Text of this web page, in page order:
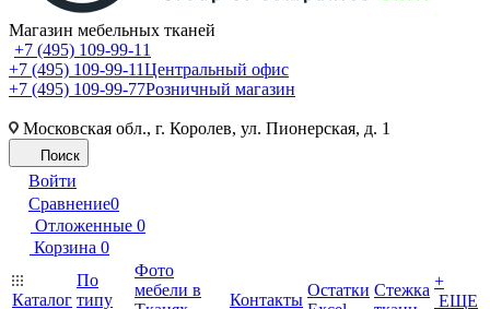
Магазин мебельных тканей
+7 (495) 109-99-11
+7 (495) 109-99-11Центральный офис
+7 (495) 109-99-77Розничный магазин
Московская обл., г. Королев, ул. Пионерская, д. 1
Поиск
Войти
Сравнение0
Отложенные 0
Корзина 0
Каталог
По
типу
Фото
мебели в
Контакты
Остатки Стежка +
ЕЩЕ